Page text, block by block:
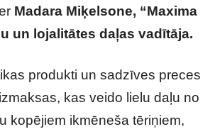
Madara Miķelsone, “Maxima
un lojalitātes daļas vadītāja.
produkti un sadzīves preces
kas veido lielu daļu no
kopējiem ikmēneša tēriņiem,